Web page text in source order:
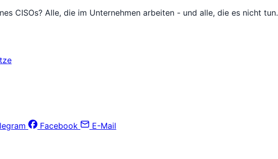
CISOs? Alle, die im Unternehmen arbeiten - und alle, die es nicht tun.
Facebook
E-Mail